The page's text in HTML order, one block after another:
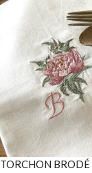
TORCHON BRODÉ